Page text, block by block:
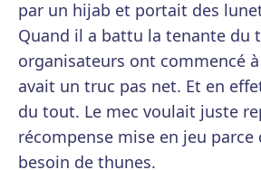
par un hijab et portait des
Quand il a battu la tenante du
organisateurs ont commencé
avait un truc pas net. Et en
du tout. Le mec voulait juste
récompense mise en jeu parce
besoin de thunes.